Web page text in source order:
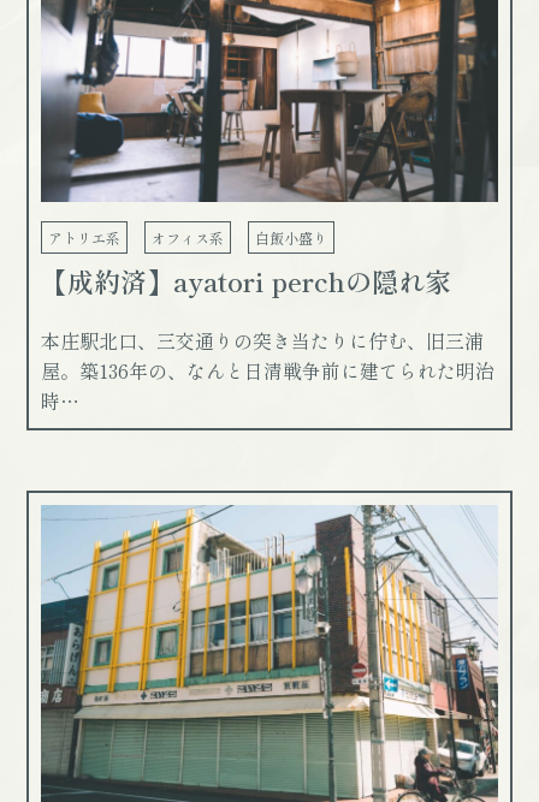
アトリエ系 オフィス系 白飯小盛り
【成約済】ayatori perchの隠れ家
本庄駅北口、三交通りの突き当たりに佇む、旧三浦
屋。築136年の、なんと日清戦争前に建てられた明治
時…